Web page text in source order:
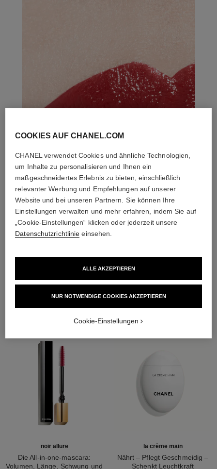
DIE PERFEKTE KOMBINATION
noir allure
Die All-in-one-mascara:
Volumen, Länge, Schwung und
la crème main
Nährt – Pflegt Geschmeidig –
Schenkt Leuchtkraft
COOKIES AUF CHANEL.COM
CHANEL verwendet Cookies und ähnliche Technologien,
um Inhalte zu personalisieren und Ihnen ein
maßgeschneidertes Erlebnis zu bieten, einschließlich
relevanter Werbung und Empfehlungen auf unserer
Website und bei unseren Partnern. Sie können Ihre
Einstellungen verwalten und mehr erfahren, indem Sie auf
„Cookie-Einstellungen“ klicken oder jederzeit unsere
Datenschutzrichtlinie einsehen.
NUR NOTWENDIGE COOKIES AKZEPTIEREN
ALLE AKZEPTIEREN
Cookie-Einstellungen